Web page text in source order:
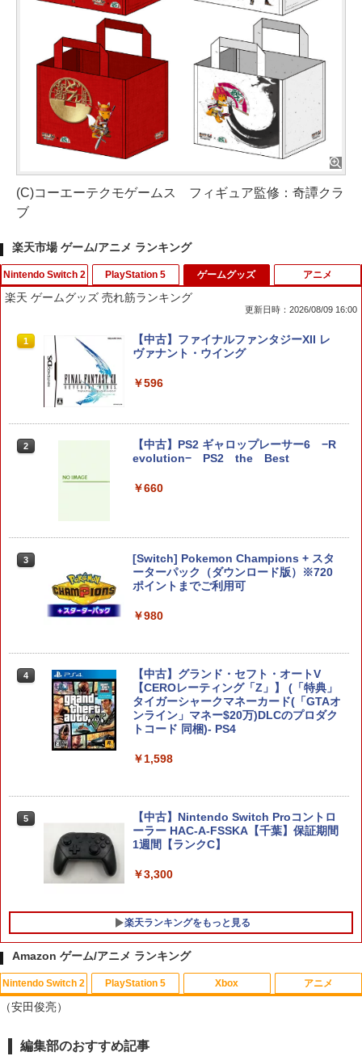
(C)コーエーテクモゲームス フィギュア監修：奇譚クラ
ブ
楽天市場 ゲーム/アニメ ランキング
Nintendo Switch 2
1
【特典】進撃の巨人3 Switch2版(【早
期購入封入特典】DLC)
￥8,518
2
ダービースタリオン2 【Switch2】 POT-
3
任天堂 マリオカート ワールド【Switch
2】 BEEPAAAAA [BEEPAAAAA]
￥8,960
4
任天堂 【Switch2】マリオカート ワール
ド [BEE-P-AAAAA NSW2 マリオカ-ト
ワ-ルド]
￥8,970
5 Nintendo Switch 2 オールインボックス
￥9,073
PlayStation 5
1
【特典】BLUE REFLECTION Quartet:
少女たちのキセキ PS5版(【早期購入特
2
【特典】真・三國無双2 with 猛将伝 Re
典】「赤兎鐙『真・三國無双2』レトロ
スタイル」DLC)
【特典】ファイナルファンタジー レゾナ
かけだし騎士の応援パック・かけだし騎
￥6,526
サドン ストライク 5 デラックスエディシ
ョン
￥6,628
5
【特典】ドラゴンクエストモンスターズ
4 枯れ木の国のビアンカ・フローラ P
トダッシュセット)
ゲームグッズ
楽天 ゲームグッズ 売れ筋ランキング
更新日時：2026/08/09 16:00
1
【中古】ファイナルファンタジーXII レ
ヴァナント・ウイング
￥596
2
【中古】PS2 ギャロップレーサー6 −R
evolution− PS2 the Best
￥660
3
[Switch] Pokemon Champions + スタ
ーターパック（ダウンロード版）※720
ポイントまでご利用可
￥980
4
【中古】グランド・セフト・オートV
【CEROレーティング「Z」】 (「特典」
タイガーシャークマネーカード(「GTAオ
ンライン」マネー$20万)DLCのプロダク
トコード 同梱)- PS4
￥1,598
5
【中古】Nintendo Switch Proコントロ
ーラー HAC-A-FSSKA【千葉】保証期間
1週間【ランクC】
￥3,300
楽天ランキングをもっと見る
アニメ
1
マクロスプラス MOVIE EDITION【Blu-r
￥4,070
Amazon ゲーム/アニメ ランキング
Nintendo Switch 2
1
スプラトゥーン レイダース|オンライン
PlayStation 5
1
PlayStation 5 デジタル・エディション
Xbox
1
【純正品】Xbox ワイヤレス コントロー
アニメ
1
劇場版「鬼滅の刃」無限城編 第一章 猗
（安田俊亮）
編集部のおすすめ記事